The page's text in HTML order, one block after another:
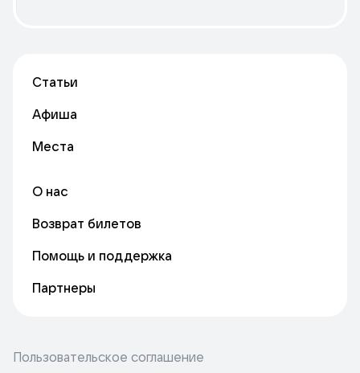
Статьи
Афиша
Места
О нас
Возврат билетов
Помощь и поддержка
Партнеры
Пользовательское соглашение